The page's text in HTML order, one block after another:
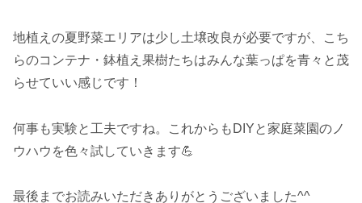
地植えの夏野菜エリアは少し土壌改良が必要ですが、こち
らのコンテナ・鉢植え果樹たちはみんな葉っぱを青々と茂
らせていい感じです！
何事も実験と工夫ですね。これからもDIYと家庭菜園のノ
ウハウを色々試していきます💪
最後までお読みいただきありがとうございました^^